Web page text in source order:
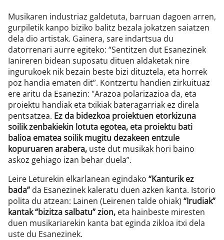
Musikaren industriaz galdetuta, barruan dagoen arren,
gurpiletik kanpo biziko balitz bezala jokatzen saiatzen
dela dio artistak. Gainera, sare indartsua du
datorrenari aurre egiteko: “Sentitzen dut Esanezinek
Ianireren bidean suposatu dituen aldaketak nire
ingurukoek nik bezain beste bizi dituztela, eta horrek
poz handia ematen dit”. Kontzertu handien zirkuituaz
ere aritu da Esanezin: "Arazoa polarizazioa da, eta
proiektu handiak eta txikiak bateragarriak ez direla
pentsatzea. Ez da bidezkoa proiektuen etorkizuna
soilik zenbakiekin lotuta egotea, eta proiektu bati
balioa ematea soilik mugitu dezakeen entzule
kopuruaren arabera, uste dut musikak hori baino
askoz gehiago izan behar duela”.
Leire Leturekin elkarlanean egindako “Kanturik ez
bada” da Esanezinek kaleratu duen azken kanta. Istorio
polita du atzean: Lainen (Leirenen talde ohiak) “Irudiak”
kantak “bizitza salbatu” zion, eta hainbeste miresten
duen musikariarekin kanta bat eginda zikloa itxi dela
uste du Esanezinek.